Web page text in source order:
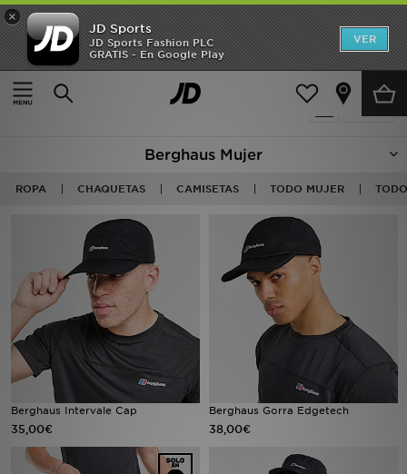
×
JD Sports
JD Sports Fashion PLC
GRATIS - En Google Play
VER
Página principal
Mujer
11 productos encontrados
Berghaus Mujer
ROPA CHAQUETAS CAMISETAS TODO MUJER
Berghaus Intervale Cap
35,00€
Berghaus Gorra Edgetech
38,00€
Hombre
Mujer
Estilo
Ver Marcas
Deportes & Fitness
JD Fútbol
Ofertas
TARJETA REGALO
MI JD